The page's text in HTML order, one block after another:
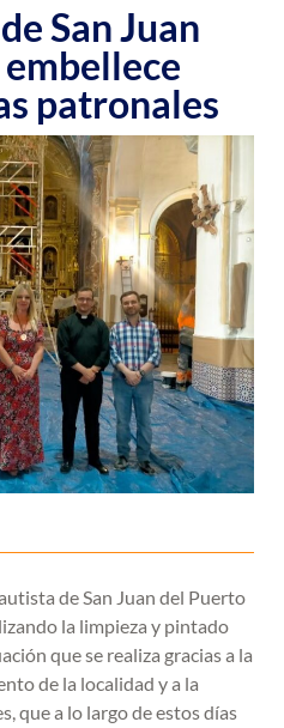
San Juan
patronales
de San Juan del Puerto
la limpieza y pintado
que se realiza gracias a la
de la localidad y a la
que a lo largo de estos días